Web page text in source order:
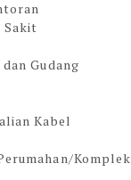
Sakit
Gudang
Kabel